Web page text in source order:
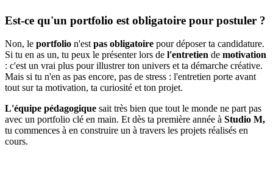
Est-ce qu'un portfolio est obligatoire pour postuler ?
Non, le portfolio n'est pas obligatoire pour déposer ta candidature.
Si tu en as un, tu peux le présenter lors de l'entretien de motivation
: c'est un vrai plus pour illustrer ton univers et ta démarche créative.
Mais si tu n'en as pas encore, pas de stress : l'entretien porte avant
tout sur ta motivation, ta curiosité et ton projet.
L'équipe pédagogique sait très bien que tout le monde ne part pas
avec un portfolio clé en main. Et dès ta première année à Studio M,
tu commences à en construire un à travers les projets réalisés en
cours.